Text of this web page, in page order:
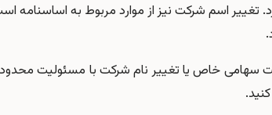
اسم شرکت نیز از موارد مربوط به اساسنامه
سهامی خاص یا تغییر نام شرکت با مسئولیت محدود